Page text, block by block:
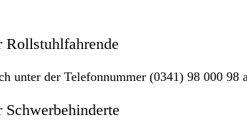
unter der Telefonnummer (0341) 98 000 98